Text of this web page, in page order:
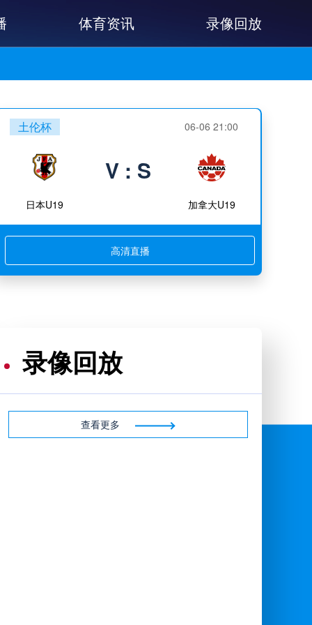
体育资讯 录像回放
土伦杯 06-06 21:00
日本U19
V : S
加拿大U19
高清直播
录像回放
查看更多